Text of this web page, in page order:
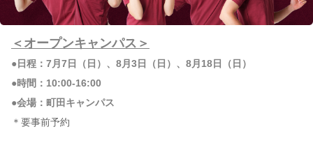
＜オープンキャンパス＞
●日程：7月7日（日）、8月3日（日）、8月18日（日）
●時間：10:00-16:00
●会場：町田キャンパス
＊要事前予約